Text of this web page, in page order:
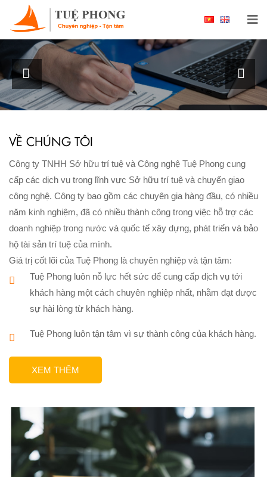
Chào mừng bạn đến với Công ty TNHH Sở hữu
trí tuệ và Công nghệ Tuệ Phong
XEM THÊM
VỀ CHÚNG TÔI
Công ty TNHH Sở hữu trí tuệ và Công nghệ Tuệ Phong cung
cấp các dịch vụ trong lĩnh vực Sở hữu trí tuệ và chuyển giao
công nghệ. Công ty bao gồm các chuyên gia hàng đầu, có nhiều
năm kinh nghiệm, đã có nhiều thành công trong việc hỗ trợ các
doanh nghiệp trong nước và quốc tế xây dựng, phát triển và bảo
hộ tài sản trí tuệ của mình.
Giá trị cốt lõi của Tuệ Phong là chuyên nghiệp và tận tâm:
Tuệ Phong luôn nỗ lực hết sức để cung cấp dịch vụ tới
khách hàng một cách chuyên nghiệp nhất, nhằm đạt được
sự hài lòng từ khách hàng.
Tuệ Phong luôn tận tâm vì sự thành công của khách hàng.
XEM THÊM